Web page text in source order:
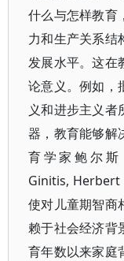
什么与怎样教育
力和生产关系结
发展水平。这在
论意义。例如，
义和进步主义者
器，教育能够解
育学家鲍尔斯
Ginitis, Herbert
使对儿童期智商
赖于社会经济背
育年数以来家庭